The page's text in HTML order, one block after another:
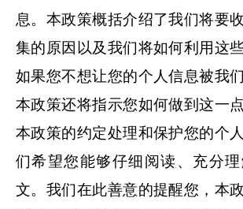
息。本政策概括介绍了我们将要
集的原因以及我们将如何利用这
如果您不想让您的个人信息被我
本政策还将指示您如何做到这一
本政策的约定处理和保护您的个
们希望您能够仔细阅读、充分
文。我们在此善意的提醒您，本